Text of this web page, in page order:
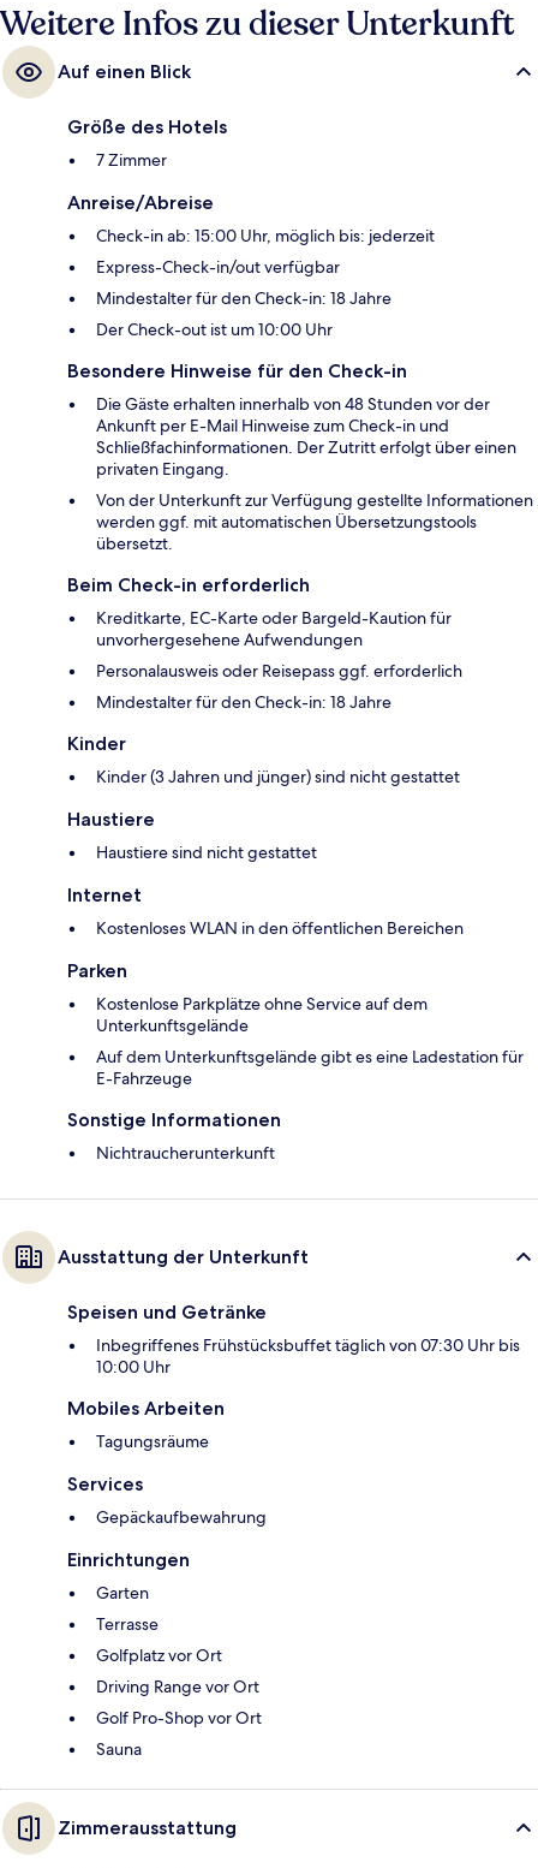
Weitere Infos zu dieser Unterkunft
Auf einen Blick
Größe des Hotels
7 Zimmer
Anreise/Abreise
Check-in ab: 15:00 Uhr, möglich bis: jederzeit
Express-Check-in/out verfügbar
Mindestalter für den Check-in: 18 Jahre
Der Check-out ist um 10:00 Uhr
Besondere Hinweise für den Check-in
Die Gäste erhalten innerhalb von 48 Stunden vor der
Ankunft per E-Mail Hinweise zum Check-in und
Schließfachinformationen. Der Zutritt erfolgt über einen
privaten Eingang.
Von der Unterkunft zur Verfügung gestellte Informationen
werden ggf. mit automatischen Übersetzungstools
übersetzt.
Beim Check-in erforderlich
Kreditkarte, EC-Karte oder Bargeld-Kaution für
unvorhergesehene Aufwendungen
Personalausweis oder Reisepass ggf. erforderlich
Mindestalter für den Check-in: 18 Jahre
Kinder
Kinder (3 Jahren und jünger) sind nicht gestattet
Haustiere
Haustiere sind nicht gestattet
Internet
Kostenloses WLAN in den öffentlichen Bereichen
Parken
Kostenlose Parkplätze ohne Service auf dem
Unterkunftsgelände
Auf dem Unterkunftsgelände gibt es eine Ladestation für
E-Fahrzeuge
Sonstige Informationen
Nichtraucherunterkunft
Ausstattung der Unterkunft
Speisen und Getränke
Inbegriffenes Frühstücksbuffet täglich von 07:30 Uhr bis
10:00 Uhr
Mobiles Arbeiten
Tagungsräume
Services
Gepäckaufbewahrung
Einrichtungen
Garten
Terrasse
Golfplatz vor Ort
Driving Range vor Ort
Golf Pro-Shop vor Ort
Sauna
Zimmerausstattung